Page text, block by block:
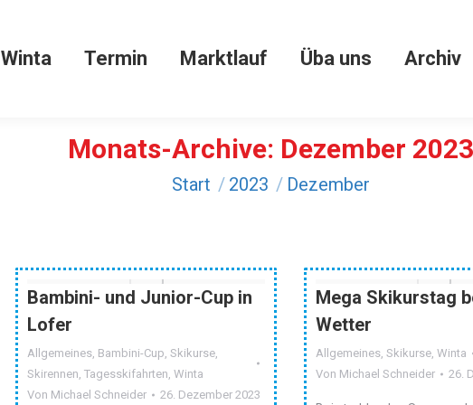
Winta Termin Marktlauf Üba uns Archiv
Monats-Archive: Dezember 2023
Sie befinden sich hier:
Start 2023 Dezember
Bambini- und Junior-Cup in
Lofer
Allgemeines, Bambini-Cup,Skikurse,
Skirennen,Tagesskifahrten,Winta
Von Michael Schneider 26. Dezember 2023
Mega Skikurstag
Wetter
Allgemeines, Skikurse, Winta
Von Michael Schneider 26.